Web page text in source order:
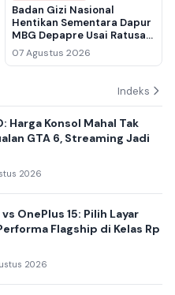
Badan Gizi Nasional
Hentikan Sementara Dapur
MBG Depapre Usai Ratusan
Pelajar Keracunan
07 Agustus 2026
Indeks
Harga Konsol Mahal Tak
GTA 6, Streaming Jadi
2026
vs OnePlus 15: Pilih Layar
Flagship di Kelas Rp
2026